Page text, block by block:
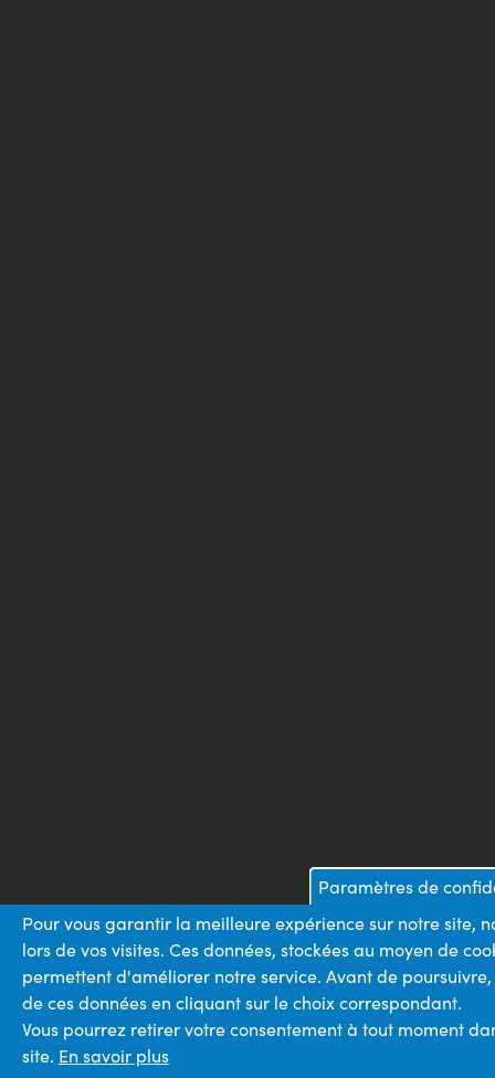
Paramètres de
Pour vous garantir la meilleure expérience sur notre site,
lors de vos visites. Ces données, stockées au moyen de
permettent d'améliorer notre service. Avant de
de ces données en cliquant sur le choix correspondant.
Vous pourrez retirer votre consentement à tout moment
site. En savoir plus